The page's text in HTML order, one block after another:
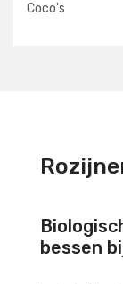
Coco's
bessen